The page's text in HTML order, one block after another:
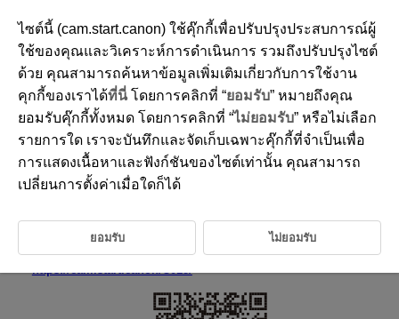
D310-006
คู่มือการใช้งาน
คู่มือการใช้งาน (ให้มาพร้อมกับกล้อง)
โปรดอ่านก่อนใช้งาน
คำแนะนำแบบสมบูรณ์มีอยู่ในคู่มือผู้ใช้ขั้นสูงนี้
สำหรับคู่มือผู้ใช้ขั้นสูงล่าสุด โปรดดูที่เว็บไซต์ต่อไปนี้
https://cam.start.canon/C018/
ไซต์นี้ (cam.start.canon) ใช้คุ๊กกี้เพื่อปรับปรุงประสบการณ์ผู้
ใช้ของคุณและวิเคราะห์การดำเนินการ รวมถึงปรับปรุงไซต์
ด้วย คุณสามารถค้นหาข้อมูลเพิ่มเติมเกี่ยวกับการใช้งาน
คุกกี้ของเราได้ที่นี่โดยการคลิกที่ “ยอมรับ” หมายถึงคุณ
ยอมรับคุ๊กกี้ทั้งหมด โดยการคลิกที่ “ไม่ยอมรับ” หรือไม่เลือก
รายการใด เราจะบันทึกและจัดเก็บเฉพาะคุ๊กกี้ที่จำเป็นเพื่อ
การแสดงเนื้อหาและฟังก์ชันของไซต์เท่านั้น คุณสามารถ
เปลี่ยนการตั้งค่าเมื่อใดก็ได้
ยอมรับ ไม่ยอมรับ